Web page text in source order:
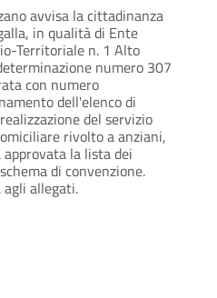
avvisa la cittadinanza
in qualità di Ente
Territoriale n. 1 Alto
numero 307
con numero
dell'elenco di
del servizio
rivolto a anziani,
la lista dei
di convenzione.
allegati.